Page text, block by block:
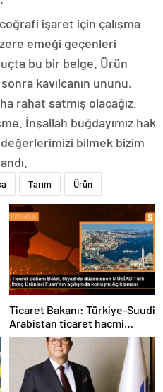
işaret için çalışma
emeği geçenleri
bu bir belge. Ürün
kavılcanın ununu,
rahat satmış olacağız.
İnşallah buğdayımız hak
bilmek bizim
Tarım Ürün
Ticaret Bakanı: Türkiye-Suudi
Arabistan ticaret hacmi
artacak